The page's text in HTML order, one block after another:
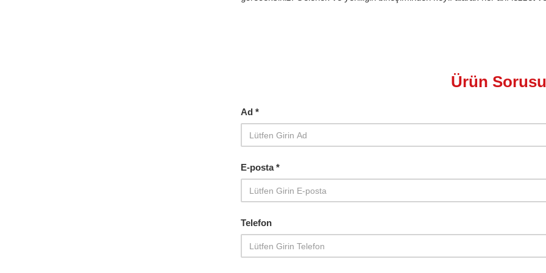
Ürün Sorusu
Ad *
E-posta *
Telefon